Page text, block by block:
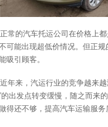
正常的汽车托运公司在价格上
可能出现超低价情况。但正
吸引顾客。
近年来，汽运行业的竞争越来
的出发点转变缓慢，随之而来
得还不够，提高汽车运输服务